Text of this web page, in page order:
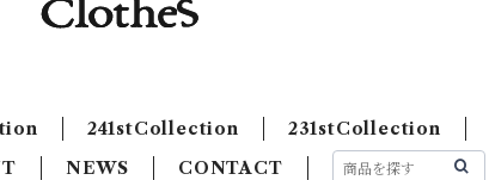
241stCollection 231stCollection
NEWS CONTACT